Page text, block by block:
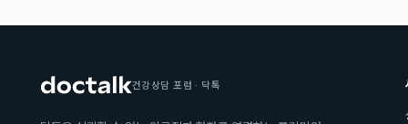
건강상담 포럼 · 닥톡